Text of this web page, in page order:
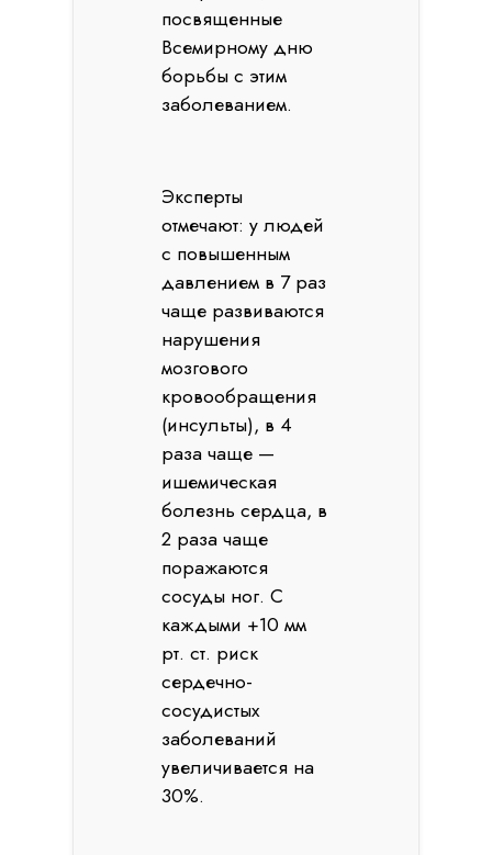
посвященные
Всемирному дню
борьбы с этим
заболеванием.
Эксперты
отмечают: у людей
с повышенным
давлением в 7 раз
чаще развиваются
нарушения
мозгового
кровообращения
(инсульты), в 4
раза чаще —
ишемическая
болезнь сердца, в
2 раза чаще
поражаются
сосуды ног. С
каждыми +10 мм
рт. ст. риск
сердечно-
сосудистых
заболеваний
увеличивается на
30%.